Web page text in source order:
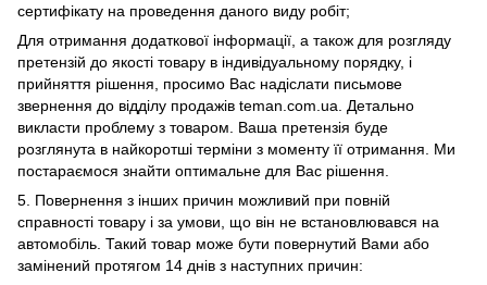
сертифікату на проведення даного виду робіт;
Для отримання додаткової інформації, а також для розгляду
претензій до якості товару в індивідуальному порядку, і
прийняття рішення, просимо Вас надіслати письмове
звернення до відділу продажів teman.com.ua. Детально
викласти проблему з товаром. Ваша претензія буде
розглянута в найкоротші терміни з моменту її отримання. Ми
постараємося знайти оптимальне для Вас рішення.
5. Повернення з інших причин можливий при повній
справності товару і за умови, що він не встановлювався на
автомобіль. Такий товар може бути повернутий Вами або
замінений протягом 14 днів з наступних причин: